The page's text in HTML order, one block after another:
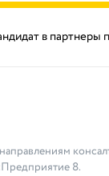
в партнеры
8.